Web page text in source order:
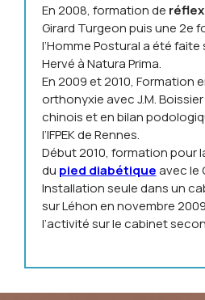
En 2008, formation de
Girard Turgeon puis une 2e
l’Homme Postural a été faite
Hervé à Natura Prima.
En 2009 et 2010, Formation
orthonyxie avec J.M.
chinois et en bilan
l’IFPEK de Rennes.
Début 2010, formation pour
du pied diabétiqueavec le
Installation seule dans un
sur Léhon en novembre
l’activité sur le cabinet